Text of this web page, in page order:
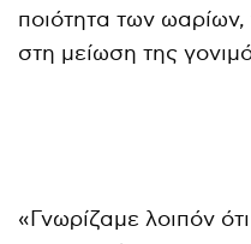
ποιότητα των
στη μείωση της
«Γνωρίζαμε λοιπόν